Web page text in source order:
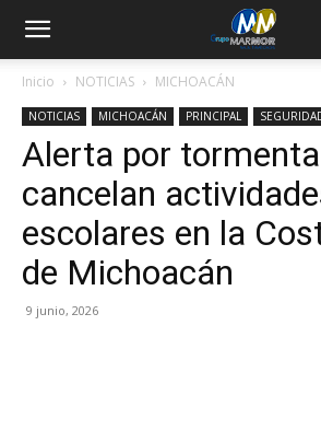
Inicio NOTICIAS MICHOACÁN
NOTICIAS MICHOACÁN PRINCIPAL
Alerta por
cancelan
escolares en la
de Michoacán
9 junio, 2026